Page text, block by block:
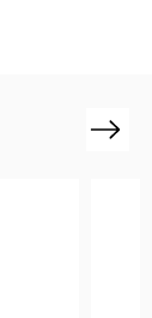
Next